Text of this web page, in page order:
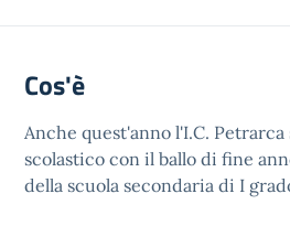
Cos'è
Anche quest'anno l'I.C.
scolastico con il ballo di fine
della scuola secondaria di I